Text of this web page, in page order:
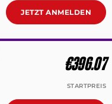
JETZT ANMELDEN
€396.07
STARTPREIS